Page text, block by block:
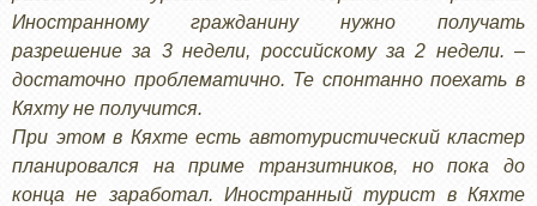
Иностранному гражданину нужно получать
разрешение за 3 недели, российскому за 2 недели. –
достаточно проблематично. Те спонтанно поехать в
Кяхту не получится.
При этом в Кяхте есть автотуристический кластер
планировался на приме транзитников, но пока до
конца не заработал. Иностранный турист в Кяхте